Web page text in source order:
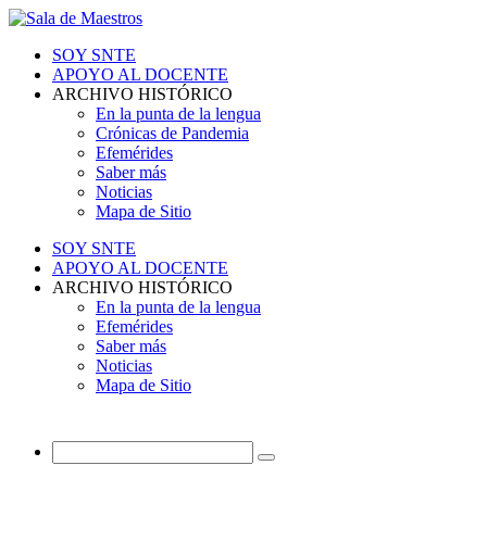
SOY SNTE
APOYO AL DOCENTE
ARCHIVO HISTÓRICO
En la punta de la lengua
Crónicas de Pandemia
Efemérides
Saber más
Noticias
Mapa de Sitio
SOY SNTE
APOYO AL DOCENTE
ARCHIVO HISTÓRICO
En la punta de la lengua
Efemérides
Saber más
Noticias
Mapa de Sitio